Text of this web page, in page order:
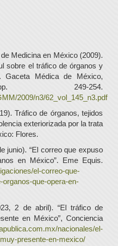
Medicina en México (2009).
sobre el tráfico de órganos y
Gaceta Médica de México,
249-254.
2009/n3/62_vol_145_n3.pdf
Tráfico de órganos, tejidos
exteriorizada por la trata
Flores.
junio). “El correo que expuso
en México”. Eme Equis.
el-correo-que-
que-opera-en-
2 de abril). “El tráfico de
en México”, Conciencia
nacionales/el-
presente-en-mexico/